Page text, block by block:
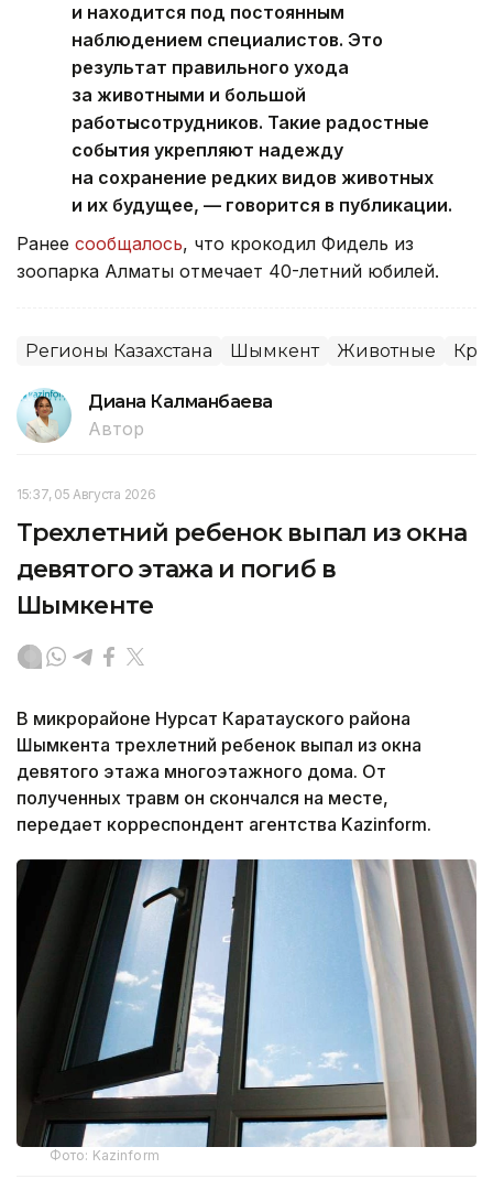
и находится под постоянным
наблюдением специалистов. Это
результат правильного ухода
за животными и большой
работысотрудников. Такие радостные
события укрепляют надежду
на сохранение редких видов животных
и их будущее, — говорится в публикации.
Ранее сообщалось, что крокодил Фидель из
зоопарка Алматы отмечает 40-летний юбилей.
Регионы Казахстана Шымкент Животные
Диана Калманбаева
Автор
15:37, 05 Августа 2026
Трехлетний ребенок выпал из окна
девятого этажа и погиб в
Шымкенте
В микрорайоне Нурсат Каратауского района
Шымкента трехлетний ребенок выпал из окна
девятого этажа многоэтажного дома. От
полученных травм он скончался на месте,
передает корреспондент агентства Kazinform.
Фото: Kazinform